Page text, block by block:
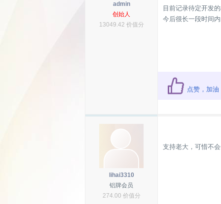
admin
创始人
13049.42 价值分
目前记录待定开发
今后很长一段时间
点赞，加油
lihai3310
铝牌会员
274.00 价值分
支持老大，可惜不